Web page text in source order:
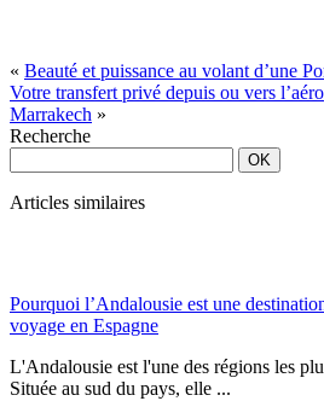
« Beauté et puissance au volant d’une
Votre transfert privé depuis ou vers
Marrakech »
Recherche
Articles similaires
Pourquoi l’Andalousie est une
voyage en Espagne
L'Andalousie est l'une des régions les
Située au sud du pays, elle ...